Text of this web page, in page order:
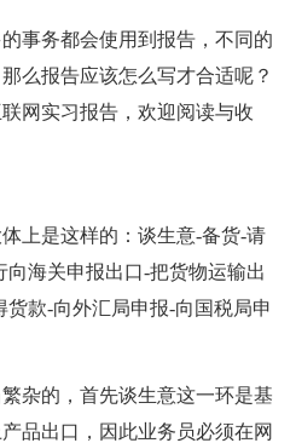
事务都会使用到报告，不同的
么报告应该怎么写才合适呢？
网实习报告，欢迎阅读与收
上是这样的：谈生意-备货-请
海关申报出口-把货物运输出
款-向外汇局申报-向国税局申
杂的，首先谈生意这一环是基
品出口，因此业务员必须在网